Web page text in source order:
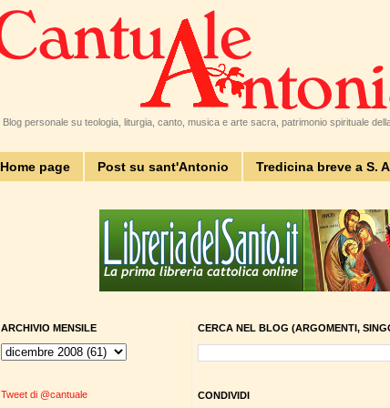
Blog personale su teologia, liturgia, canto, musica e arte sacra, patrimonio spirituale
Home page Post su sant'Antonio Tredicina breve a S.
CERCA NEL BLOG (ARGOMENTI,
CONDIVIDI
ARCHIVIO MENSILE
Tweet di @cantuale